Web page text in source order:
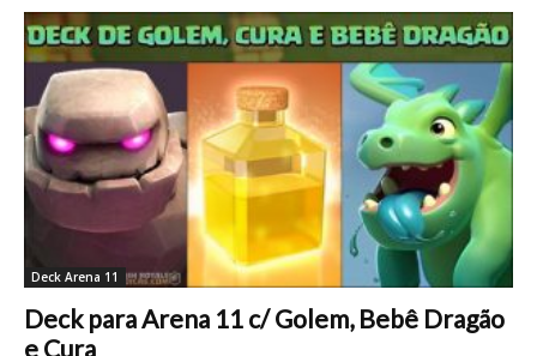
Deck Arena 11
Deck para Arena 11 c/ Golem, Bebê Dragão
e Cura